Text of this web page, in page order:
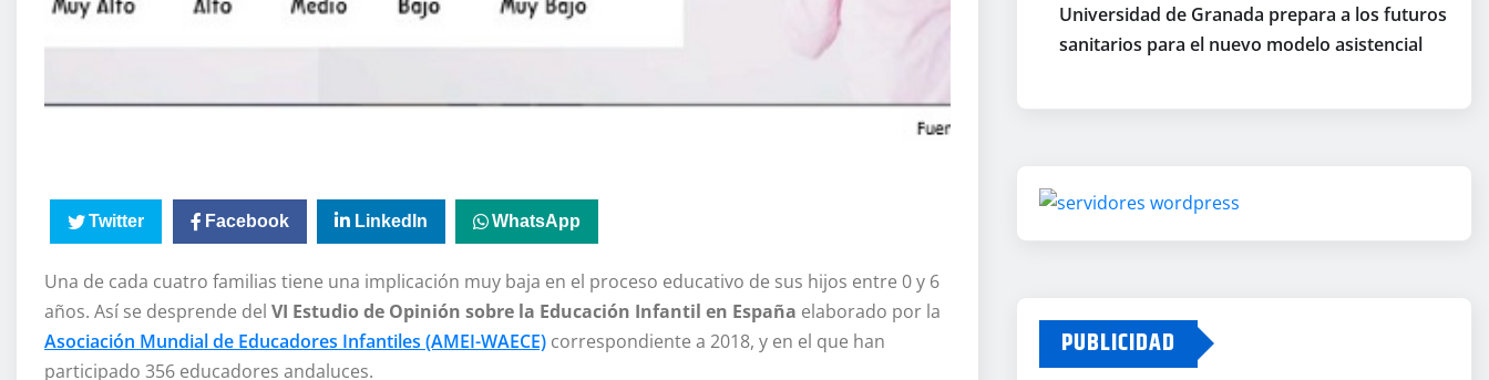
Twitter Facebook LinkedIn WhatsApp
Una de cada cuatro familias tiene una implicación muy baja en el proceso educativo de sus hijos entre 0 y 6
años. Así se desprende del VI Estudio de Opinión sobre la Educación Infantil en España elaborado por la
Asociación Mundial de Educadores Infantiles (AMEI-WAECE) correspondiente a 2018, y en el que han
participado 356 educadores andaluces.
Universidad de Granada prepara a los futuros
sanitarios para el nuevo modelo asistencial
PUBLICIDAD